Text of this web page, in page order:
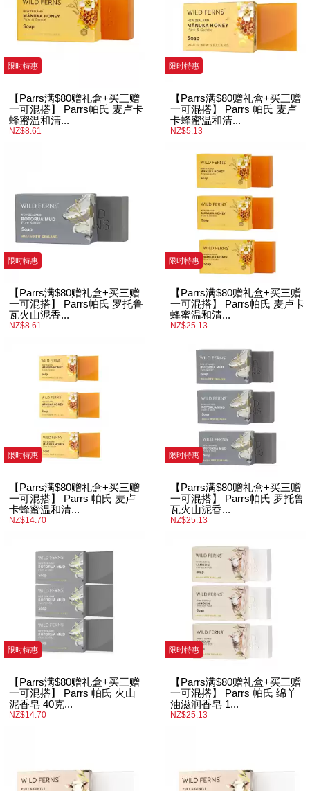
限时特惠
【Parrs满$80赠礼盒+买三赠
一可混搭】 Parrs帕氏 麦卢卡
蜂蜜温和清...
NZ$8.61
限时特惠
【Parrs满$80赠礼盒+买三赠
一可混搭】 Parrs 帕氏 麦卢
卡蜂蜜温和清...
NZ$5.13
限时特惠
【Parrs满$80赠礼盒+买三赠
一可混搭】 Parrs帕氏 罗托鲁
瓦火山泥香...
NZ$8.61
限时特惠
【Parrs满$80赠礼盒+买三赠
一可混搭】 Parrs帕氏 麦卢卡
蜂蜜温和清...
NZ$25.13
限时特惠
【Parrs满$80赠礼盒+买三赠
一可混搭】 Parrs 帕氏 麦卢
卡蜂蜜温和清...
NZ$14.70
限时特惠
【Parrs满$80赠礼盒+买三赠
一可混搭】 Parrs帕氏 罗托鲁
瓦火山泥香...
NZ$25.13
限时特惠
【Parrs满$80赠礼盒+买三赠
一可混搭】 Parrs 帕氏 火山
泥香皂 40克...
NZ$14.70
限时特惠
【Parrs满$80赠礼盒+买三赠
一可混搭】 Parrs 帕氏 绵羊
油滋润香皂 1...
NZ$25.13